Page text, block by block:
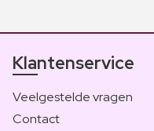
Klantenservice
Veelgestelde vragen
Contact